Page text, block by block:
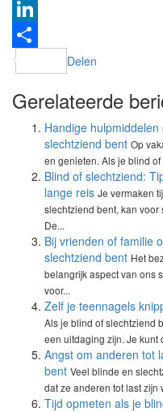
Twitter
LinkedIn
Delen
Gerelateerde
Handige
slechtziend bent Op
en genieten. Als je blind
Blind of slechtziend:
lange reis Je vermaken
slechtziend bent, kan
De...
Bij vrienden of familie
slechtziend bent Het
belangrijk aspect van ons
voor...
Zelf je teennagels
Als je blind of slechtziend
een uitdaging zijn. Je kunt
Angst om anderen tot
bent Veel blinde en
dat ze anderen tot last
Tijd opmeten als je